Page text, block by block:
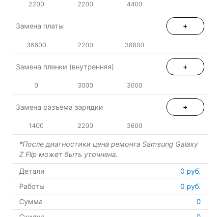
2200 2200 4400
Замена платы
36600 2200 38800
+
Замена пленки (внутренняя)
0 3000 3000
+
Замена разъема зарядки
1400 2200 3600
+
*После диагностики цена ремонта Samsung Galaxy
Z Flip может быть уточнена.
Детали
0 руб.
Работы
0 руб.
Сумма
0